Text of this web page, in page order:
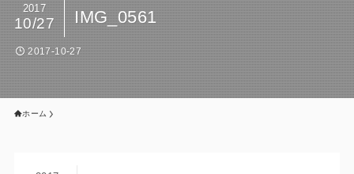
IMG_0561
2017
10/27
2017-10-27
ホーム